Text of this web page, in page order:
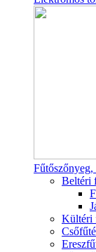
Beltéri
Kültéri